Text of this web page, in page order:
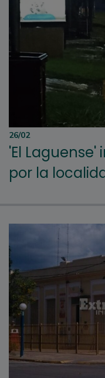
26/02
'El
por la